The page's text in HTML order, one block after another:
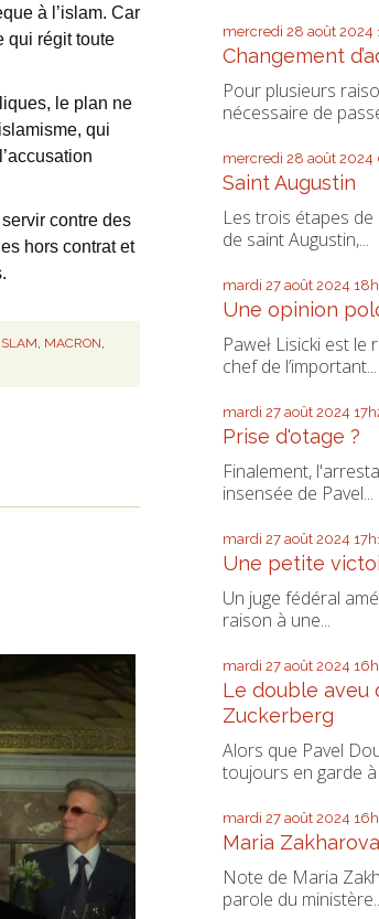
à l’islam. Car
qui régit toute
le plan ne
qui
contre des
hors contrat et
ISLAM, MACRON,
mercredi 28 août 2024
Changement
Pour plusieurs
nécessaire de
mercredi 28 août 2024
Saint Augustin
Les trois étapes
de saint Augustin,...
mardi 27 août 2024
Une opinion
Paweł Lisicki est le
chef de l’important...
mardi 27 août 2024
Prise d'otage ?
Finalement,
insensée de Pavel...
mardi 27 août 2024
Une petite
Un juge fédéral
raison à une...
mardi 27 août 2024
Le double aveu
Zuckerberg
Alors que Pavel
toujours en garde à
mardi 27 août 2024
Maria Zakharova
Note de Maria
parole du